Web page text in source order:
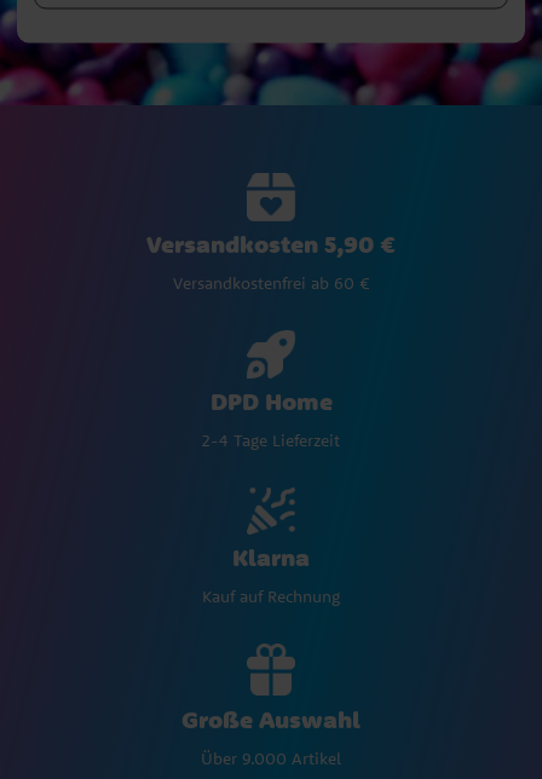
Versandkosten 5,90 €
Versandkostenfrei ab 60 €
DPD Home
2-4 Tage Lieferzeit
Klarna
Kauf auf Rechnung
Große Auswahl
Über 9.000 Artikel